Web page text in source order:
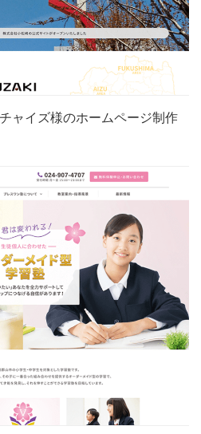
ャイズ様のホームページ制作